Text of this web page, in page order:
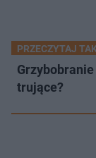
PRZECZYTAJ
trujące?